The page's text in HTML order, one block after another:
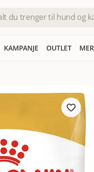
KAMPANJE OUTLET